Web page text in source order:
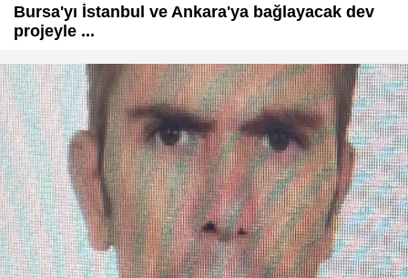
Bursa'yı İstanbul ve Ankara'ya bağlayacak dev
projeyle ...